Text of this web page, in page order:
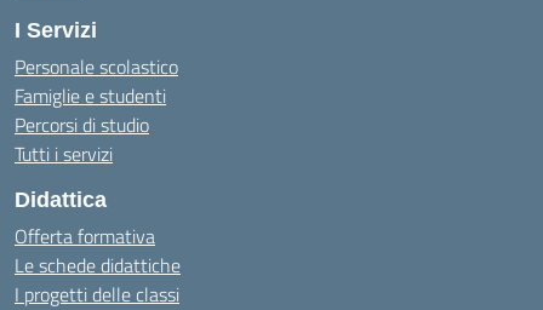
I Servizi
Personale scolastico
Famiglie e studenti
Percorsi di studio
Tutti i servizi
Didattica
Offerta formativa
Le schede didattiche
I progetti delle classi